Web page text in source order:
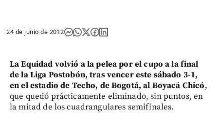
24 de junio de 2012
La Equidad volvió a la pelea por el cupo a la final
de la Liga Postobón, tras vencer este sábado 3-1,
en el estadio de Techo, de Bogotá, al Boyacá Chicó,
que quedó prácticamente eliminado, sin puntos, en
la mitad de los cuadrangulares semifinales.